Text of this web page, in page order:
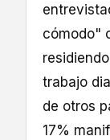
cómodo"
trabajo
de otros
17%